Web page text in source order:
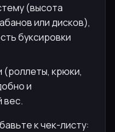
(высота
или дисков),
буксировки
(роллеты, крюки,
и
вес.
к чек-листу: